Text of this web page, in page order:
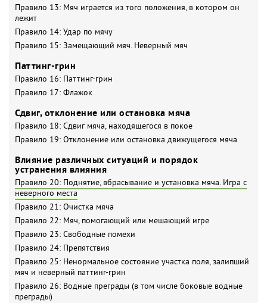
Правило 13: Мяч играется из того положения, в котором он
лежит
Правило 14: Удар по мячу
Правило 15: Замещающий мяч. Неверный мяч
Паттинг-грин
Правило 16: Паттинг-грин
Правило 17: Флажок
Сдвиг, отклонение или остановка мяча
Правило 18: Сдвиг мяча, находящегося в покое
Правило 19: Отклонение или остановка движущегося мяча
Влияние различных ситуаций и порядок
устранения влияния
Правило 20: Поднятие, вбрасывание и установка мяча. Игра с
неверного места
Правило 21: Очистка мяча
Правило 22: Мяч, помогающий или мешающий игре
Правило 23: Свободные помехи
Правило 24: Препятствия
Правило 25: Ненормальное состояние участка поля, залипший
мяч и неверный паттинг-грин
Правило 26: Водные преграды (в том числе боковые водные
преграды)